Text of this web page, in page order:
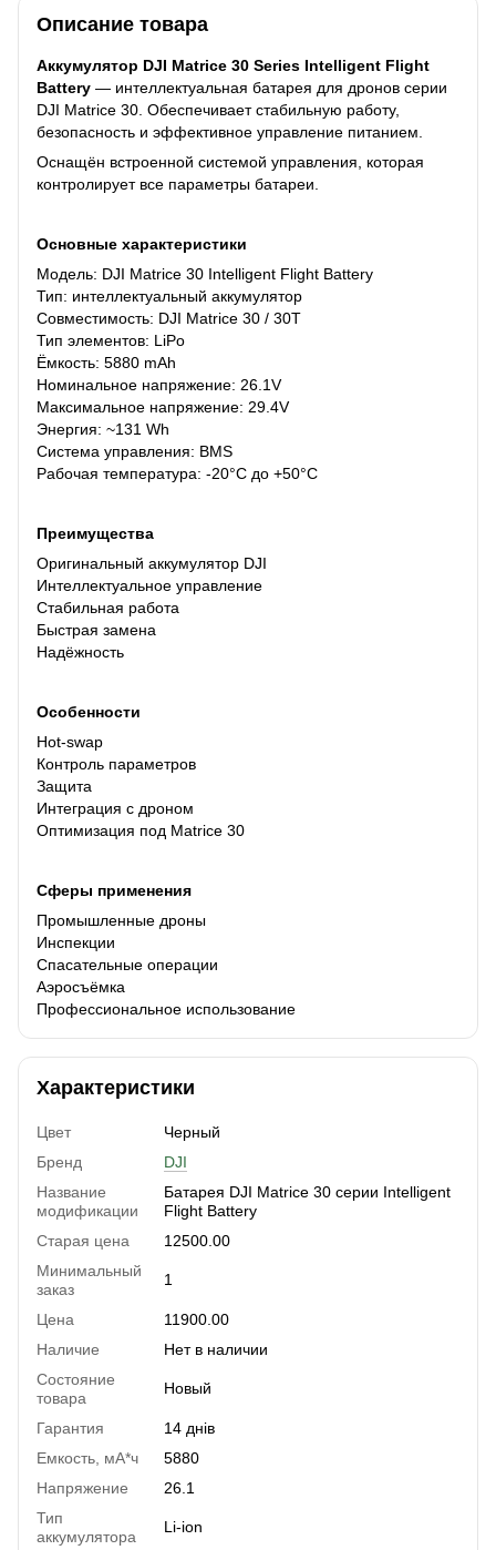
Описание товара
Аккумулятор DJI Matrice 30 Series Intelligent Flight
Battery — интеллектуальная батарея для дронов серии
DJI Matrice 30. Обеспечивает стабильную работу,
безопасность и эффективное управление питанием.
Оснащён встроенной системой управления, которая
контролирует все параметры батареи.
Основные характеристики
Модель: DJI Matrice 30 Intelligent Flight Battery
Тип: интеллектуальный аккумулятор
Совместимость: DJI Matrice 30 / 30T
Тип элементов: LiPo
Ёмкость: 5880 mAh
Номинальное напряжение: 26.1V
Максимальное напряжение: 29.4V
Энергия: ~131 Wh
Система управления: BMS
Рабочая температура: -20°C до +50°C
Преимущества
Оригинальный аккумулятор DJI
Интеллектуальное управление
Стабильная работа
Быстрая замена
Надёжность
Особенности
Hot-swap
Контроль параметров
Защита
Интеграция с дроном
Оптимизация под Matrice 30
Сферы применения
Промышленные дроны
Инспекции
Спасательные операции
Аэросъёмка
Профессиональное использование
Характеристики
Цвет
Черный
Бренд
DJI
Название
модификации
Батарея DJI Matrice 30 серии Intelligent
Flight Battery
Старая цена
12500.00
Минимальный
заказ
1
Цена
11900.00
Наличие
Нет в наличии
Состояние
товара
Новый
Гарантия
14 днів
Емкость, мА*ч
5880
Напряжение
26.1
Тип
аккумулятора
Li-ion